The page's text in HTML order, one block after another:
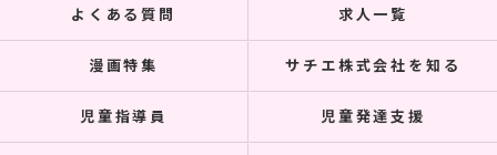
よくある質問 求人一覧
漫画特集 サチエ株式会社を知る
児童指導員 児童発達支援